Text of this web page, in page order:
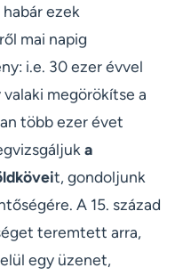
ezek
mai napig
i.e. 30 ezer évvel
megörökítse a
több ezer évet
a
t, gondoljunk
A 15. század
teremtett arra,
egy üzenet,